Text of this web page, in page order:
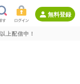
無料登録
以上配信中！